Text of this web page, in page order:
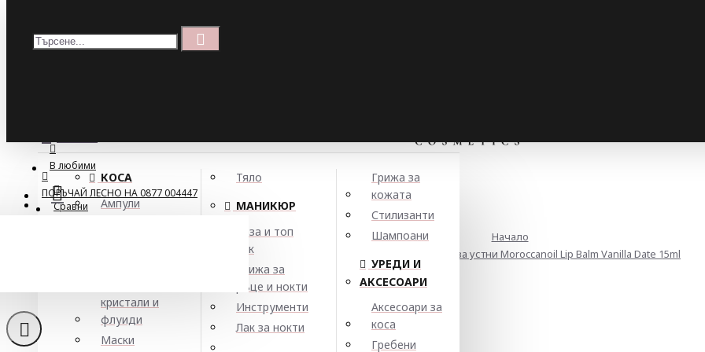
Кошница
В любими
Сравни
КОСА
Ампули
кристали и
флуиди
Маски
Тяло
МАНИКЮР
База и топ
лак
Грижа за
ръце и нокти
Инструменти
Лак за нокти
Грижа за
кожата
Стилизанти
Шампоани
УРЕДИ И
АКСЕСОАРИ
Аксесоари за
коса
Гребени
ПОРЪЧАЙ ЛЕСНО НА 0877 004447
Начало
Подхранващ балсам за устни Moroccanoil Lip Balm Vanilla Date 15ml